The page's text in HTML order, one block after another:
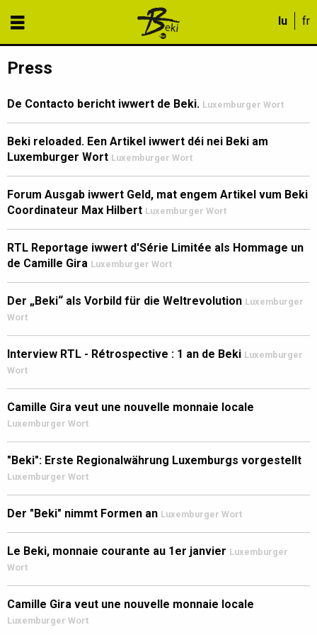
Press
De Contacto bericht iwwert de Beki. Luxemburger Wort
Beki reloaded. Een Artikel iwwert déi nei Beki am
Luxemburger Wort Luxemburger Wort
Forum Ausgab iwwert Geld, mat engem Artikel vum Beki
Coordinateur Max Hilbert Luxemburger Wort
RTL Reportage iwwert d'Série Limitée als Hommage un
de Camille Gira Luxemburger Wort
Der „Beki“ als Vorbild für die Weltrevolution Luxemburger
Wort
Interview RTL - Rétrospective : 1 an de Beki Luxemburger
Wort
Camille Gira veut une nouvelle monnaie locale
Luxemburger Wort
"Beki": Erste Regionalwährung Luxemburgs vorgestellt
Luxemburger Wort
Der "Beki" nimmt Formen an Luxemburger Wort
Le Beki, monnaie courante au 1er janvier Luxemburger
Wort
Camille Gira veut une nouvelle monnaie locale
Luxemburger Wort